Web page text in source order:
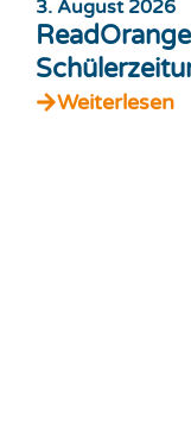
3. August 2026
Weiterlesen